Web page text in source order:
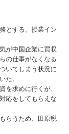
とする、授業イン
が中国企業に買収
の仕事がなくなる
いてしまう状況に
た。
を求めに行くが、
応をしてもらえな
らうため、田原税